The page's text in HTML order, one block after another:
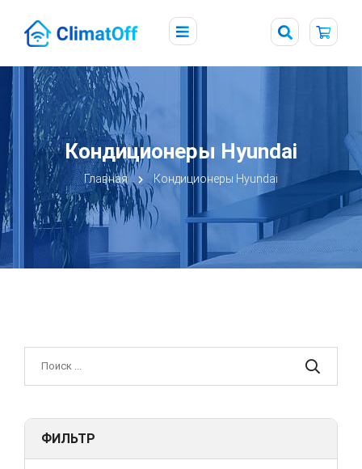
Кондиционеры Hyundai
Главная Кондиционеры Hyundai
ФИЛЬТР